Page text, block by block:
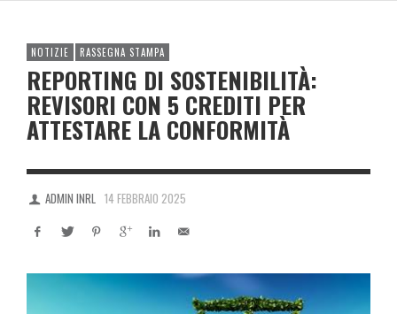
NOTIZIE RASSEGNA STAMPA
REPORTING DI SOSTENIBILITÀ:
REVISORI CON 5 CREDITI PER
ATTESTARE LA CONFORMITÀ
ADMIN INRL 14 FEBBRAIO 2025